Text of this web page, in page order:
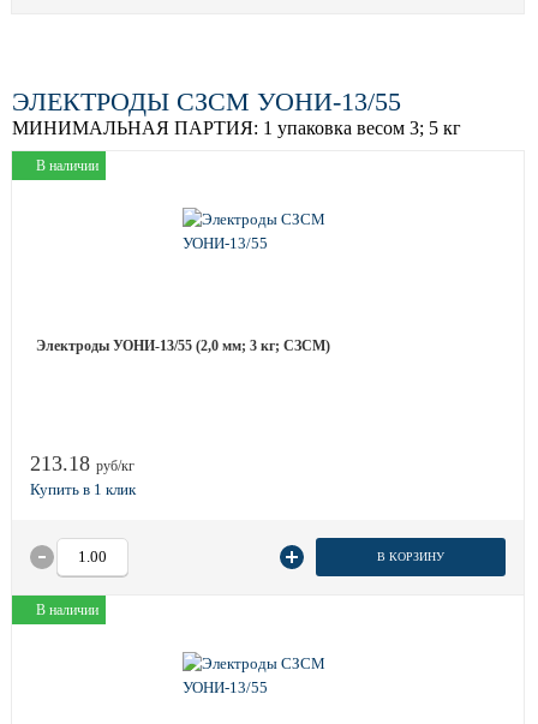
ЭЛЕКТРОДЫ СЗСМ УОНИ-13/55
МИНИМАЛЬНАЯ ПАРТИЯ: 1 упаковка весом 3; 5 кг
В наличии
Электроды УОНИ-13/55 (2,0 мм; 3 кг; СЗСМ)
213.18 руб/кг
В КОРЗИНУ
В наличии